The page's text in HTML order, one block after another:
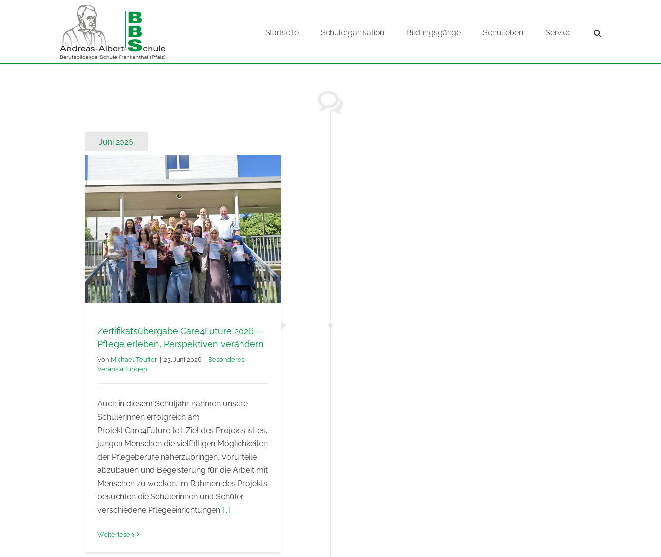
Startseite Schulorganisation Bildungsgänge Schulleben Service
Juni 2026
Zertifikatsübergabe Care4Future 2026 –
Pflege erleben, Perspektiven verändern
Von Michael Teuffer | 23. Juni 2026 | Besonderes
Veranstaltungen
Auch in diesem Schuljahr nahmen unsere
Schülerinnen erfolgreich am
Projekt Care4Future teil. Ziel des Projekts ist es,
jungen Menschen die vielfältigen Möglichkeiten
der Pflegeberufe näherzubringen, Vorurteile
abzubauen und Begeisterung für die Arbeit mit
Menschen zu wecken. Im Rahmen des Projekts
besuchten die Schülerinnen und Schüler
verschiedene Pflegeeinrichtungen [...]
Weiterlesen